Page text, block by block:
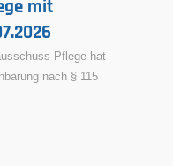
mit
Pflege hat
nach § 115